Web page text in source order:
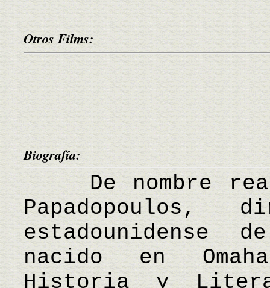
Otros Films:
Biografía:
De nombre real
estadounidense
nacido en
Historia y